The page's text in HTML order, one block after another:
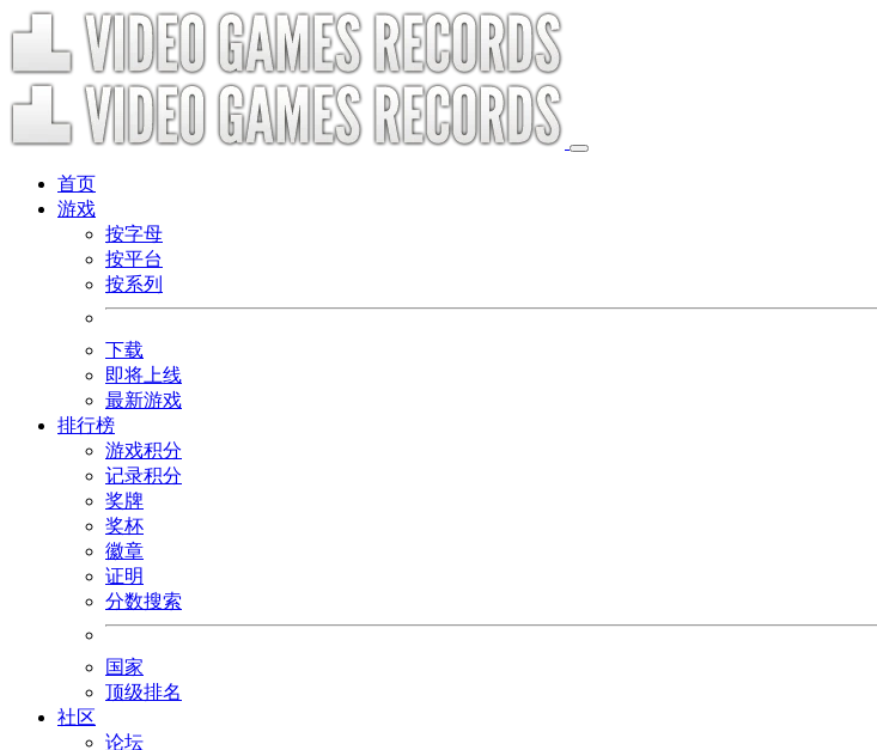
首页
游戏
按字母
按平台
按系列
下载
即将上线
最新游戏
排行榜
游戏积分
记录积分
奖牌
奖杯
徽章
证明
分数搜索
国家
顶级排名
社区
论坛